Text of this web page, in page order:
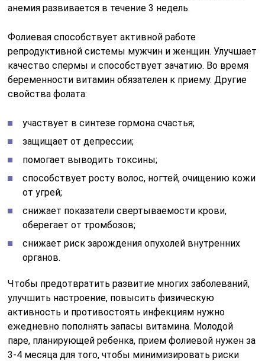
анемия развивается в течение 3 недель.
Фолиевая способствует активной работе
репродуктивной системы мужчин и женщин. Улучшает
качество спермы и способствует зачатию. Во время
беременности витамин обязателен к приему. Другие
свойства фолата:
участвует в синтезе гормона счастья;
защищает от депрессии;
помогает выводить токсины;
способствует росту волос, ногтей, очищению кожи
от угрей;
снижает показатели свертываемости крови,
оберегает от тромбозов;
снижает риск зарождения опухолей внутренних
органов.
Чтобы предотвратить развитие многих заболеваний,
улучшить настроение, повысить физическую
активность и противостоять инфекциям нужно
ежедневно пополнять запасы витамина. Молодой
паре, планирующей ребенка, прием фолиевой нужен за
3-4 месяца для того, чтобы минимизировать риски